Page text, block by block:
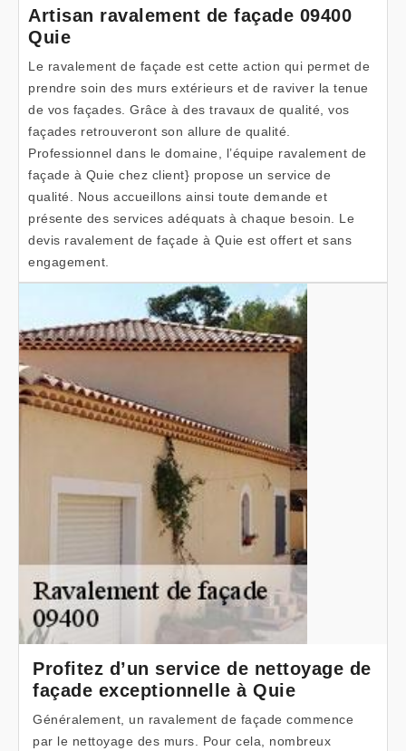
Artisan ravalement de façade 09400
Quie
Le ravalement de façade est cette action qui permet de
prendre soin des murs extérieurs et de raviver la tenue
de vos façades. Grâce à des travaux de qualité, vos
façades retrouveront son allure de qualité.
Professionnel dans le domaine, l’équipe ravalement de
façade à Quie chez client} propose un service de
qualité. Nous accueillons ainsi toute demande et
présente des services adéquats à chaque besoin. Le
devis ravalement de façade à Quie est offert et sans
engagement.
Profitez d’un service de nettoyage de
façade exceptionnelle à Quie
Généralement, un ravalement de façade commence
par le nettoyage des murs. Pour cela, nombreux